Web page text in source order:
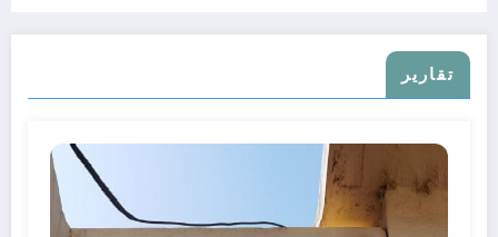
تقارير